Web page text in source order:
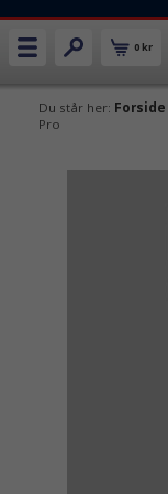
0 kr
Du står her: Forside
Pro